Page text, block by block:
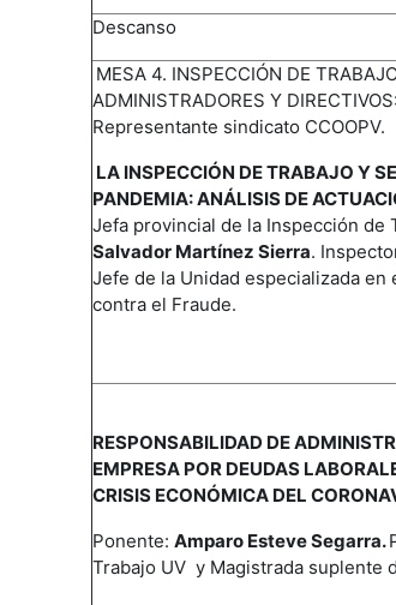
Descanso
MESA 4. INSPECCIÓN DE
ADMINISTRADORES Y
Representante sindicato CCOOPV.
LA INSPECCIÓN DE TRABAJO Y
PANDEMIA: ANÁLISIS DE
Jefa provincial de la Inspección de
Salvador Martínez Sierra.
Jefe de la Unidad especializada en
contra el Fraude.
RESPONSABILIDAD DE
EMPRESA POR DEUDAS
CRISIS ECONÓMICA DEL
Ponente: Amparo Esteve Segarra.
Trabajo UV y Magistrada suplente